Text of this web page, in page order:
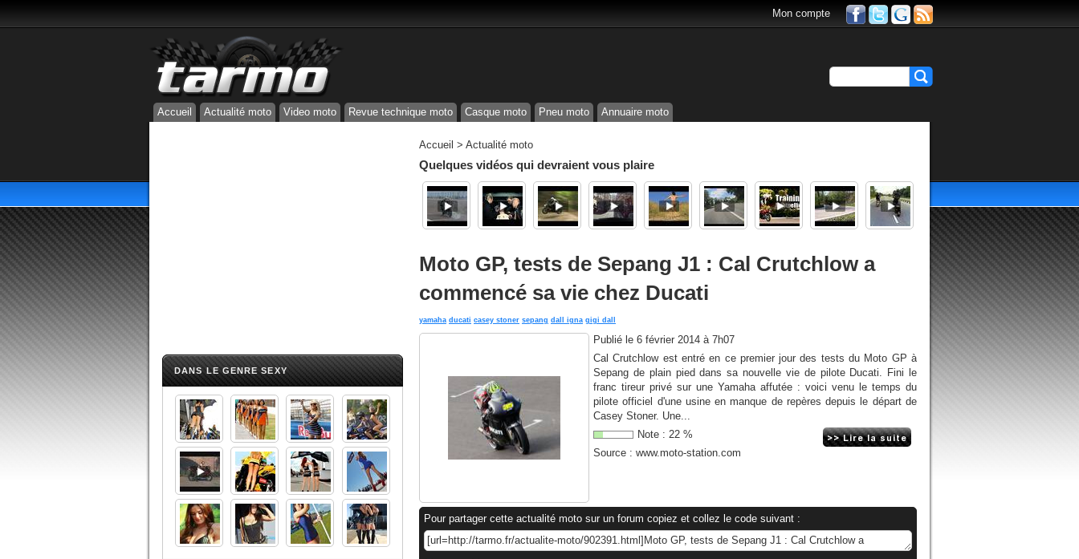
Mon compte
Accueil Actualité moto Video moto Revue technique moto Casque moto Pneu moto Annuaire moto
DANS LE GENRE SEXY
Accueil > Actualité moto
Quelques vidéos qui devraient vous plaire
Moto GP, tests de Sepang J1 : Cal Crutchlow a
commencé sa vie chez Ducati
yamaha ducati casey stoner sepang dall igna gigi dall
Publié le 6 février 2014 à 7h07
Cal Crutchlow est entré en ce premier jour des tests du Moto GP à
Sepang de plain pied dans sa nouvelle vie de pilote Ducati. Fini le
franc tireur privé sur une Yamaha affutée : voici venu le temps du
pilote officiel d'une usine en manque de repères depuis le départ de
Casey Stoner. Une...
Note : 22 %
Source : www.moto-station.com
Pour partager cette actualité moto sur un forum copiez et collez le code suivant :